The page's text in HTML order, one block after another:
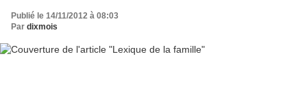
Publié le 14/11/2012 à 08:03
Par dixmois